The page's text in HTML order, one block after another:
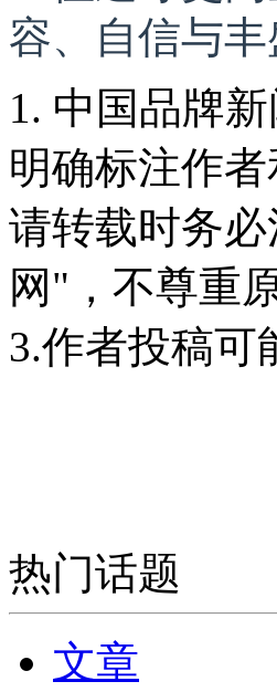
容、自信与
1. 中国品牌
明确标注作
请转载时务
网"，不尊重
3.作者投稿可
热门话题
文章